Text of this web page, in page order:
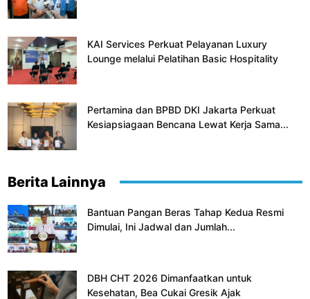
KAI Services Perkuat Pelayanan Luxury
Lounge melalui Pelatihan Basic Hospitality
Pertamina dan BPBD DKI Jakarta Perkuat
Kesiapsiagaan Bencana Lewat Kerja Sama...
Berita Lainnya
Bantuan Pangan Beras Tahap Kedua Resmi
Dimulai, Ini Jadwal dan Jumlah...
DBH CHT 2026 Dimanfaatkan untuk
Kesehatan, Bea Cukai Gresik Ajak